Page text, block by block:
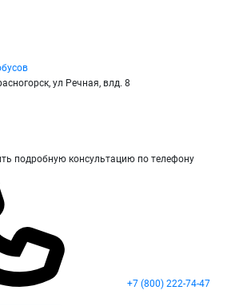
ул Речная, влд. 8
подробную консультацию по телефону
+7 (800) 222-74-47